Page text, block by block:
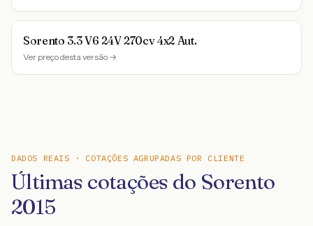
Sorento 3.3 V6 24V 270cv 4x2 Aut.
Ver preço desta versão →
DADOS REAIS · COTAÇÕES AGRUPADAS POR CLIENTE
Últimas cotações do Sorento
2015